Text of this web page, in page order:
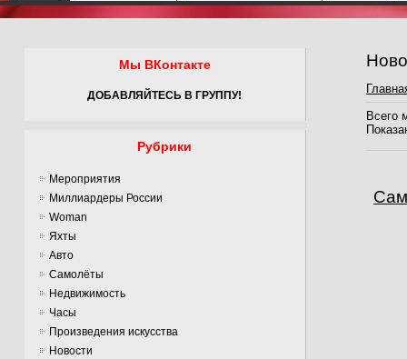
Мы ВКонтакте
ДОБАВЛЯЙТЕСЬ В ГРУППУ!
Рубрики
Мероприятия
Миллиардеры России
Woman
Яхты
Авто
Самолёты
Недвижимость
Часы
Произведения искусства
Новости
Всего